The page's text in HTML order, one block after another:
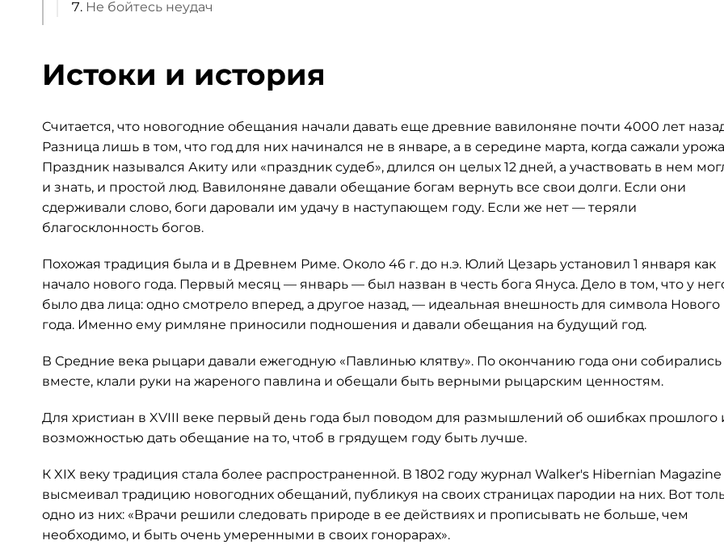
Не бойтесь неудач
Истоки и история
Считается, что новогодние обещания начали давать еще древние вавилоняне почти 4000 лет
Разница лишь в том, что год для них начинался не в январе, а в середине марта, когда сажали
Праздник назывался Акиту или «праздник судеб», длился он целых 12 дней, а участвовать в нем
и знать, и простой люд. Вавилоняне давали обещание богам вернуть все свои долги. Если они
сдерживали слово, боги даровали им удачу в наступающем году. Если же нет — теряли
благосклонность богов.
Похожая традиция была и в Древнем Риме. Около 46 г. до н.э. Юлий Цезарь установил 1 января как
начало нового года. Первый месяц — январь — был назван в честь бога Януса. Дело в том, что у
было два лица: одно смотрело вперед, а другое назад, — идеальная внешность для символа Нового
года. Именно ему римляне приносили подношения и давали обещания на будущий год.
В Средние века рыцари давали ежегодную «Павлинью клятву». По окончанию года они собирались
вместе, клали руки на жареного павлина и обещали быть верными рыцарским ценностям.
Для христиан в XVIII веке первый день года был поводом для размышлений об ошибках прошлого
возможностью дать обещание на то, чтоб в грядущем году быть лучше.
К XIX веку традиция стала более распространенной. В 1802 году журнал Walker's Hibernian Magazine
высмеивал традицию новогодних обещаний, публикуя на своих страницах пародии на них. Вот
одно из них: «Врачи решили следовать природе в ее действиях и прописывать не больше, чем
необходимо, и быть очень умеренными в своих гонорарах».